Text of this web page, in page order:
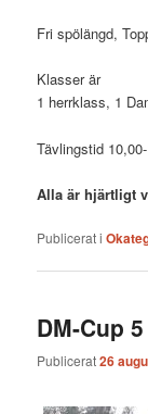
Fri spölängd,
Klasser är
1 herrklass, 1
Tävlingstid
Alla är hjärtligt
Publicerat i
DM-Cup
Publicerat26